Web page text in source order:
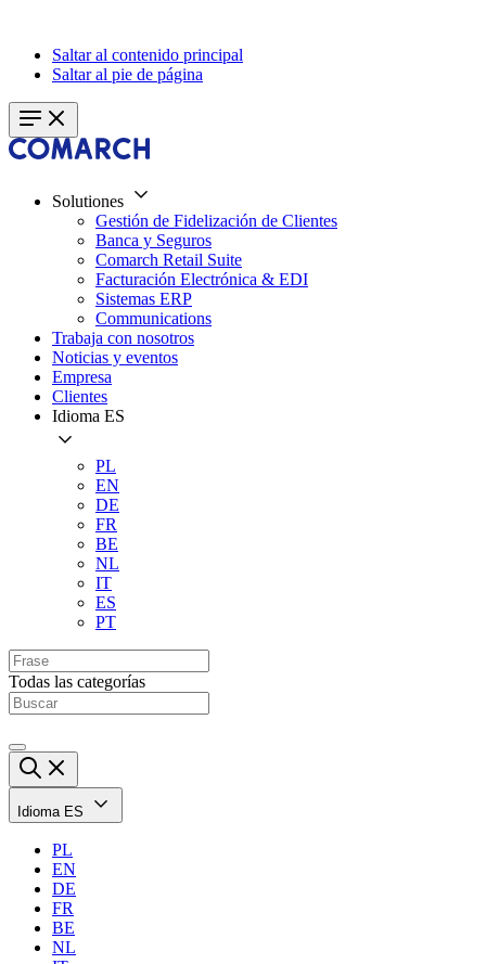
Saltar al contenido principal
Saltar al pie de página
Solutiones
Gestión de Fidelización de Clientes
Banca y Seguros
Comarch Retail Suite
Facturación Electrónica & EDI
Sistemas ERP
Communications
Trabaja con nosotros
Noticias y eventos
Empresa
Clientes
Idioma ES
PL
EN
DE
FR
BE
NL
IT
ES
PT
Todas las categorías
Idioma ES
PL
EN
DE
FR
BE
NL